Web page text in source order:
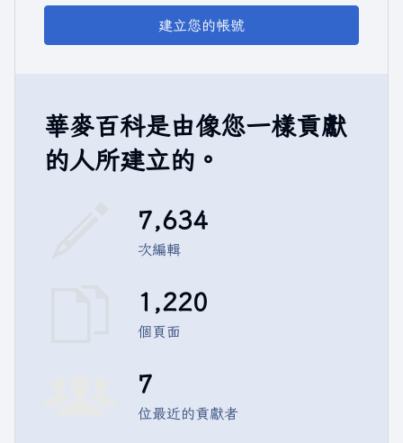
建立您的帳號
華麥百科是由像您一樣貢獻
的人所建立的。
7,634
次編輯
1,220
個頁面
7
位最近的貢獻者